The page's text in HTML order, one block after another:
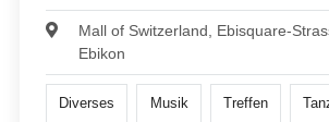
Mall of Switzerland, Ebisquare-
Ebikon
Diverses Musik Treffen